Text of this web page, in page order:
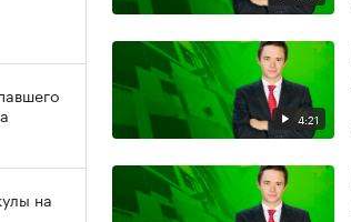
4:21
на